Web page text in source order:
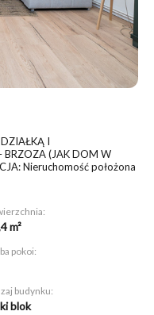
I
BRZOZA (JAK DOM W
Nieruchomość położona
m²
pokoi:
budynku:
blok